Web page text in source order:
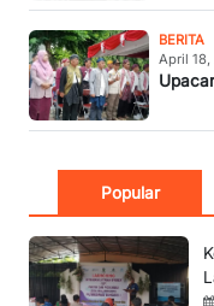
BERITA
April
Popular